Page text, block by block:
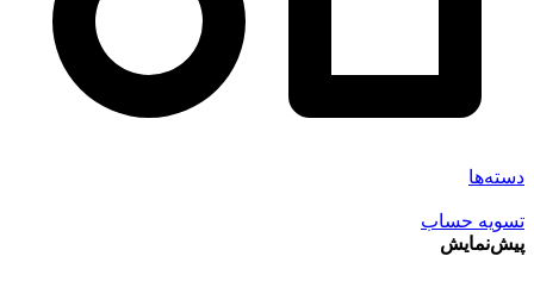
دسته‌ها
تسویه حساب
پیش‌نمایش